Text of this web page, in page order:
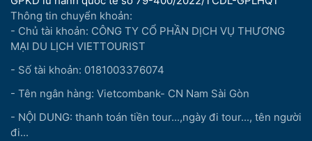
Thông tin chuyển khoản:
- Chủ tài khoản: CÔNG TY CỔ PHẦN DỊCH VỤ THƯƠNG
MẠI DU LỊCH VIETTOURIST
- Số tài khoản: 0181003376074
- Tên ngân hàng: Vietcombank- CN Nam Sài Gòn
- NỘI DUNG: thanh toán tiền tour...,ngày đi tour..., tên người
đi...